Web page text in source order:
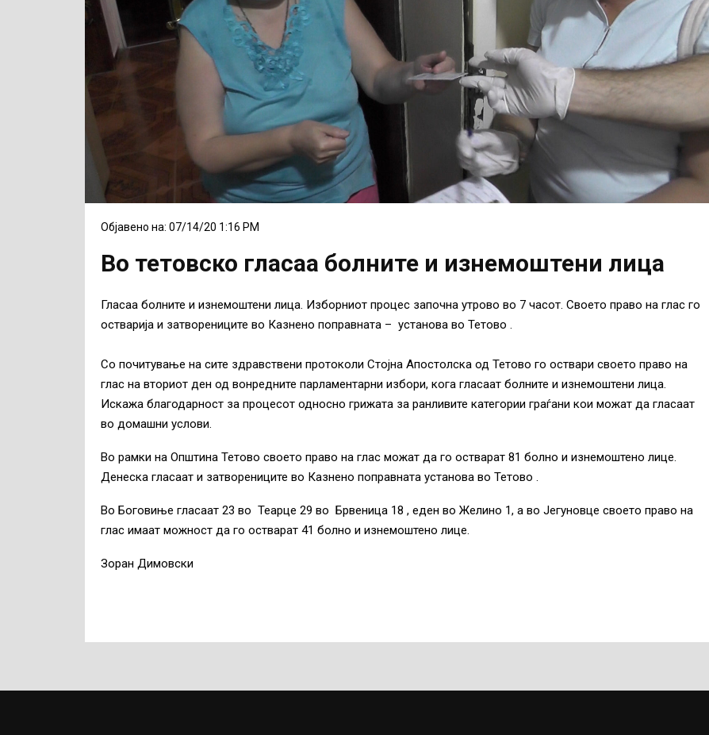
Објавено на: 07/14/20 1:16 PM
Во тетовско гласаа болните и изнемоштени лица
Гласаа болните и изнемоштени лица. Изборниот процес започна утрово во 7 часот. Своето право на глас го
остварија и затворениците во Казнено поправната – установа во Тетово .
Со почитување на сите здравствени протоколи Стојна Апостолска од Тетово го оствари своето право на
глас на вториот ден од вонредните парламентарни избори, кога гласаат болните и изнемоштени лица.
Искажа благодарност за процесот односно грижата за ранливите категории граѓани кои можат да гласаат
во домашни услови.
Во рамки на Општина Тетово своето право на глас можат да го остварат 81 болно и изнемоштено лице.
Денеска гласаат и затворениците во Казнено поправната установа во Тетово .
Во Боговиње гласаат 23 во Теарце 29 во Брвеница 18 , еден во Желино 1, а во Јегуновце своето право на
глас имаат можност да го остварат 41 болно и изнемоштено лице.
Зоран Димовски